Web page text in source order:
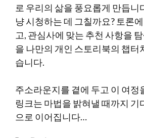
로 우리의 삶을 풍요롭게 만듭니
냥 시청하는 데 그칠까요? 토론
고, 관심사에 맞는 추천 사항을
을 나만의 개인 스토리북의 챕터
습니다.
주소라운지를 곁에 두고 이 여정
링크는 마법을 밝혀낼 때까지 기
으로 이어집니다…